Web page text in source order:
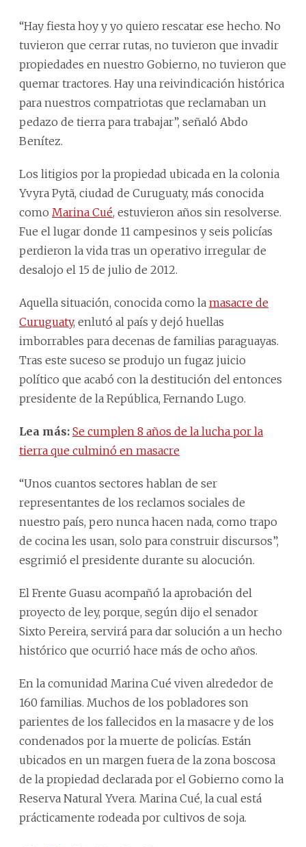
“Hay fiesta hoy y yo quiero rescatar ese hecho. No
tuvieron que cerrar rutas, no tuvieron que invadir
propiedades en nuestro Gobierno, no tuvieron que
quemar tractores. Hay una reivindicación histórica
para nuestros compatriotas que reclamaban un
pedazo de tierra para trabajar”, señaló Abdo
Benítez.
Los litigios por la propiedad ubicada en la colonia
Yvyra Pytã, ciudad de Curuguaty, más conocida
como Marina Cué, estuvieron años sin resolverse.
Fue el lugar donde 11 campesinos y seis policías
perdieron la vida tras un operativo irregular de
desalojo el 15 de julio de 2012.
Aquella situación, conocida como la masacre de
Curuguaty, enlutó al país y dejó huellas
imborrables para decenas de familias paraguayas.
Tras este suceso se produjo un fugaz juicio
político que acabó con la destitución del entonces
presidente de la República, Fernando Lugo.
Lea más: Se cumplen 8 años de la lucha por la
tierra que culminó en masacre
“Unos cuantos sectores hablan de ser
representantes de los reclamos sociales de
nuestro país, pero nunca hacen nada, como trapo
de cocina les usan, solo para construir discursos”,
esgrimió el presidente durante su alocución.
El Frente Guasu acompañó la aprobación del
proyecto de ley, porque, según dijo el senador
Sixto Pereira, servirá para dar solución a un hecho
histórico que ocurrió hace más de ocho años.
En la comunidad Marina Cué viven alrededor de
160 familias. Muchos de los pobladores son
parientes de los fallecidos en la masacre y de los
condenados por la muerte de policías. Están
ubicados en un margen fuera de la zona boscosa
de la propiedad declarada por el Gobierno como la
Reserva Natural Yvera. Marina Cué, la cual está
prácticamente rodeada por cultivos de soja.